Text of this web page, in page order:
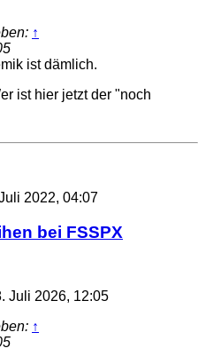
↑
ist dämlich.
ist hier jetzt der "noch
2022, 04:07
bei FSSPX
Juli 2026, 12:05
↑